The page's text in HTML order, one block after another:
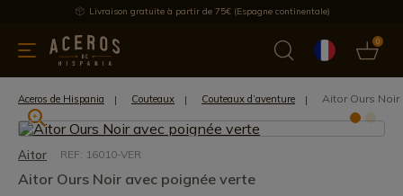
Livraison gratuite à partir de 75€ (Espagne continentale)
0
de cuisine Offre Dernières nouvelles Meilleures ventes
Aceros de Hispania Couteaux Couteaux d’aventure Aitor Ours
Aitor REF: 16010-VER
Aitor Ours Noir avec poignée verte